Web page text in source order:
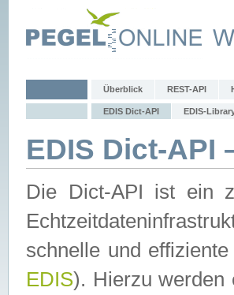
Überblick REST-API
EDIS Dict-API EDIS-
EDIS Dict-API
Die Dict-API ist ein
schnelle und
EDIS). Hierzu werden